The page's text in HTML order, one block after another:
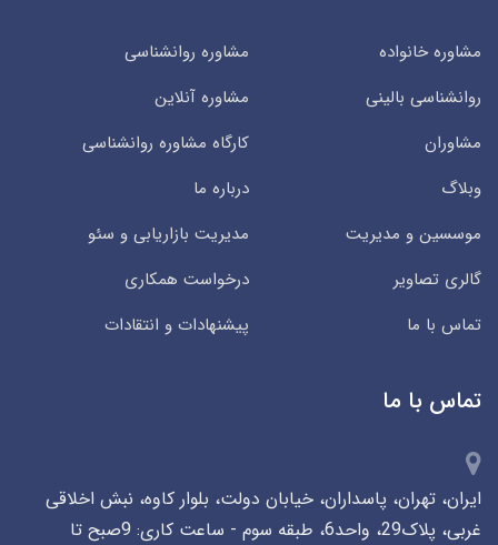
مشاوره خانواده
مشاوره روانشناسی
روانشناسی بالینی
مشاوره آنلاین
مشاوران
کارگاه مشاوره روانشناسی
وبلاگ
درباره ما
موسسین و مدیریت
مدیریت بازاریابی و سئو
گالری تصاویر
درخواست همکاری
تماس با ما
پیشنهادات و انتقادات
تماس با ما
ایران، تهران، پاسداران، خیابان دولت، بلوار کاوه، نبش اخلاقی
غربی، پلاک29، واحد6، طبقه سوم - ساعت کاری: 9صبح تا